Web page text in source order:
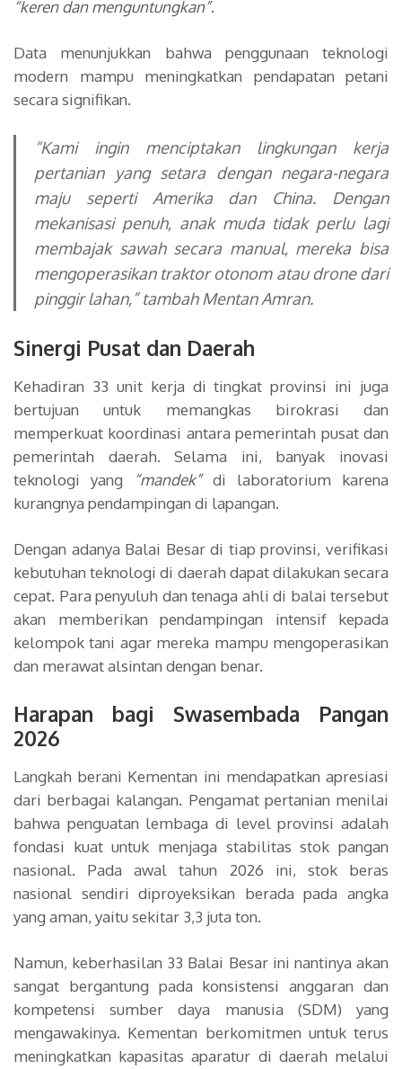
“keren dan menguntungkan”.
Data menunjukkan bahwa penggunaan teknologi
modern mampu meningkatkan pendapatan petani
secara signifikan.
“Kami ingin menciptakan lingkungan kerja
pertanian yang setara dengan negara-negara
maju seperti Amerika dan China. Dengan
mekanisasi penuh, anak muda tidak perlu lagi
membajak sawah secara manual, mereka bisa
mengoperasikan traktor otonom atau drone dari
pinggir lahan,”tambah Mentan Amran.
Sinergi Pusat dan Daerah
Kehadiran 33 unit kerja di tingkat provinsi ini juga
bertujuan untuk memangkas birokrasi dan
memperkuat koordinasi antara pemerintah pusat dan
pemerintah daerah. Selama ini, banyak inovasi
teknologi yang
“mandek”di laboratorium karena
kurangnya pendampingan di lapangan.
Dengan adanya Balai Besar di tiap provinsi, verifikasi
kebutuhan teknologi di daerah dapat dilakukan secara
cepat. Para penyuluh dan tenaga ahli di balai tersebut
akan memberikan pendampingan intensif kepada
kelompok tani agar mereka mampu mengoperasikan
dan merawat alsintan dengan benar.
Harapan bagi Swasembada Pangan
2026
Langkah berani Kementan ini mendapatkan apresiasi
dari berbagai kalangan. Pengamat pertanian menilai
bahwa penguatan lembaga di level provinsi adalah
fondasi kuat untuk menjaga stabilitas stok pangan
nasional. Pada awal tahun 2026 ini, stok beras
nasional sendiri diproyeksikan berada pada angka
yang aman, yaitu sekitar 3,3 juta ton.
Namun, keberhasilan 33 Balai Besar ini nantinya akan
sangat bergantung pada konsistensi anggaran dan
kompetensi sumber daya manusia (SDM) yang
mengawakinya. Kementan berkomitmen untuk terus
meningkatkan kapasitas aparatur di daerah melalui